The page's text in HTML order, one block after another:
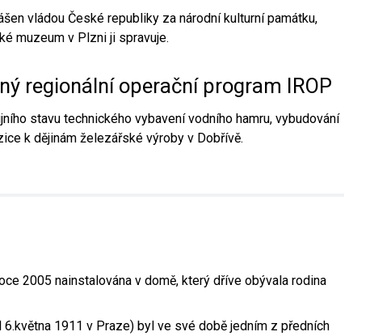
vládou České republiky za národní kulturní památku,
muzeum v Plzni ji spravuje.
regionální operační program IROP
stavu technického vybavení vodního hamru, vybudování
k dějinám železářské výroby v Dobřívě.
2005 nainstalována v domě, který dříve obývala rodina
1911 v Praze) byl ve své době jedním z předních